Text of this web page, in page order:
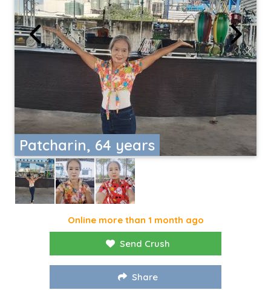
Patcharin, 64 years
Online more than 1 month ago
Send Crush
Share